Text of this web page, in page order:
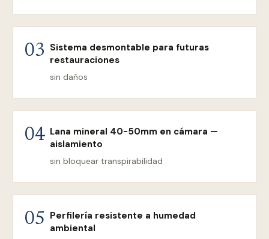
03 Sistema desmontable para futuras
restauraciones
sin daños
04 Lana mineral 40-50mm en cámara —
aislamiento
sin bloquear transpirabilidad
05 Perfilería resistente a humedad
ambiental